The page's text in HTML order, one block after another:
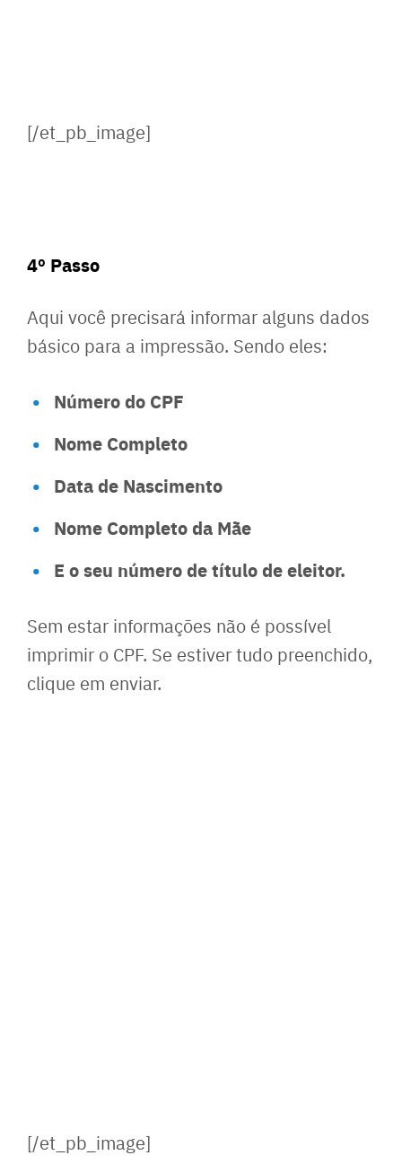
[/et_pb_image]
4º Passo
Aqui você precisará informar alguns dados
básico para a impressão. Sendo eles:
Número do CPF
Nome Completo
Data de Nascimento
Nome Completo da Mãe
E o seu número de título de eleitor.
Sem estar informações não é possível
imprimir o CPF. Se estiver tudo preenchido,
clique em enviar.
[/et_pb_image]